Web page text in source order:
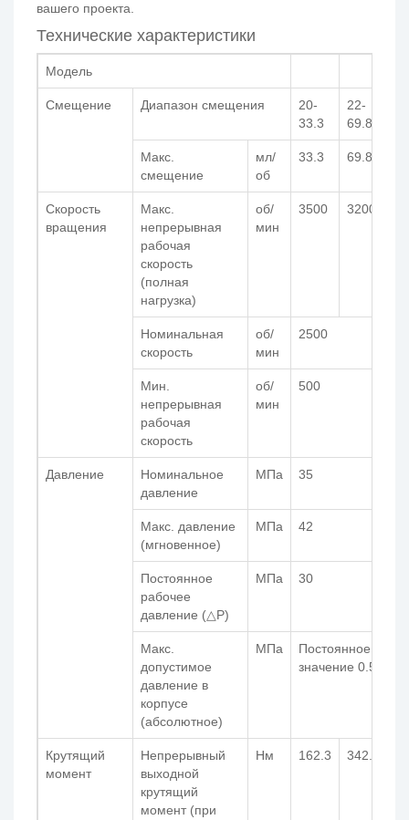
вашего проекта.
Технические характеристики
Модель
Смещение Диапазон смещения
20-
33.3
22-
69.8
Макс.
смещение
мл/
об
33.3 69.8
Скорость
вращения
Макс.
непрерывная
рабочая
скорость
(полная
нагрузка)
об/
мин
3500 3200
Номинальная
скорость
об/
мин
2500
Мин.
непрерывная
рабочая
скорость
об/
мин
500
Давление
Номинальное
давление
МПа 35
Макс. давление
(мгновенное)
МПа 42
Постоянное
рабочее
давление (△P)
МПа 30
Макс.
допустимое
давление в
корпусе
(абсолютное)
МПа
Постоянное 0.25
значение 0.5
Крутящий
момент
Непрерывный
выходной
крутящий
момент (при
Нм 162.3 342.6